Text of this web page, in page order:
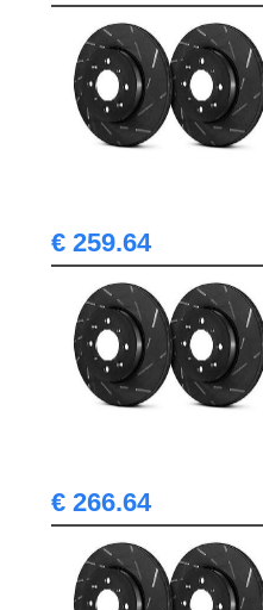
€ 259.64
€ 266.64